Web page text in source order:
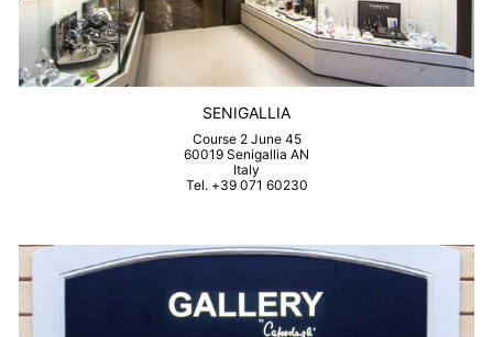
SENIGALLIA
Course 2 June 45
60019 Senigallia AN
Italy
Tel. +39 071 60230